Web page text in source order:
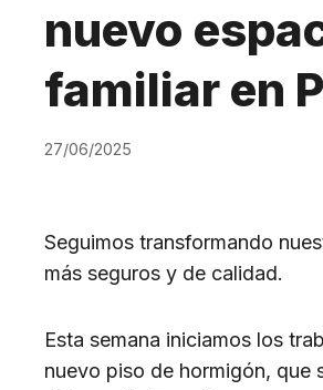
nuevo
familiar en
27/06/2025
Seguimos transformando
más seguros y de calidad.
Esta semana iniciamos los
nuevo piso de hormigón, que